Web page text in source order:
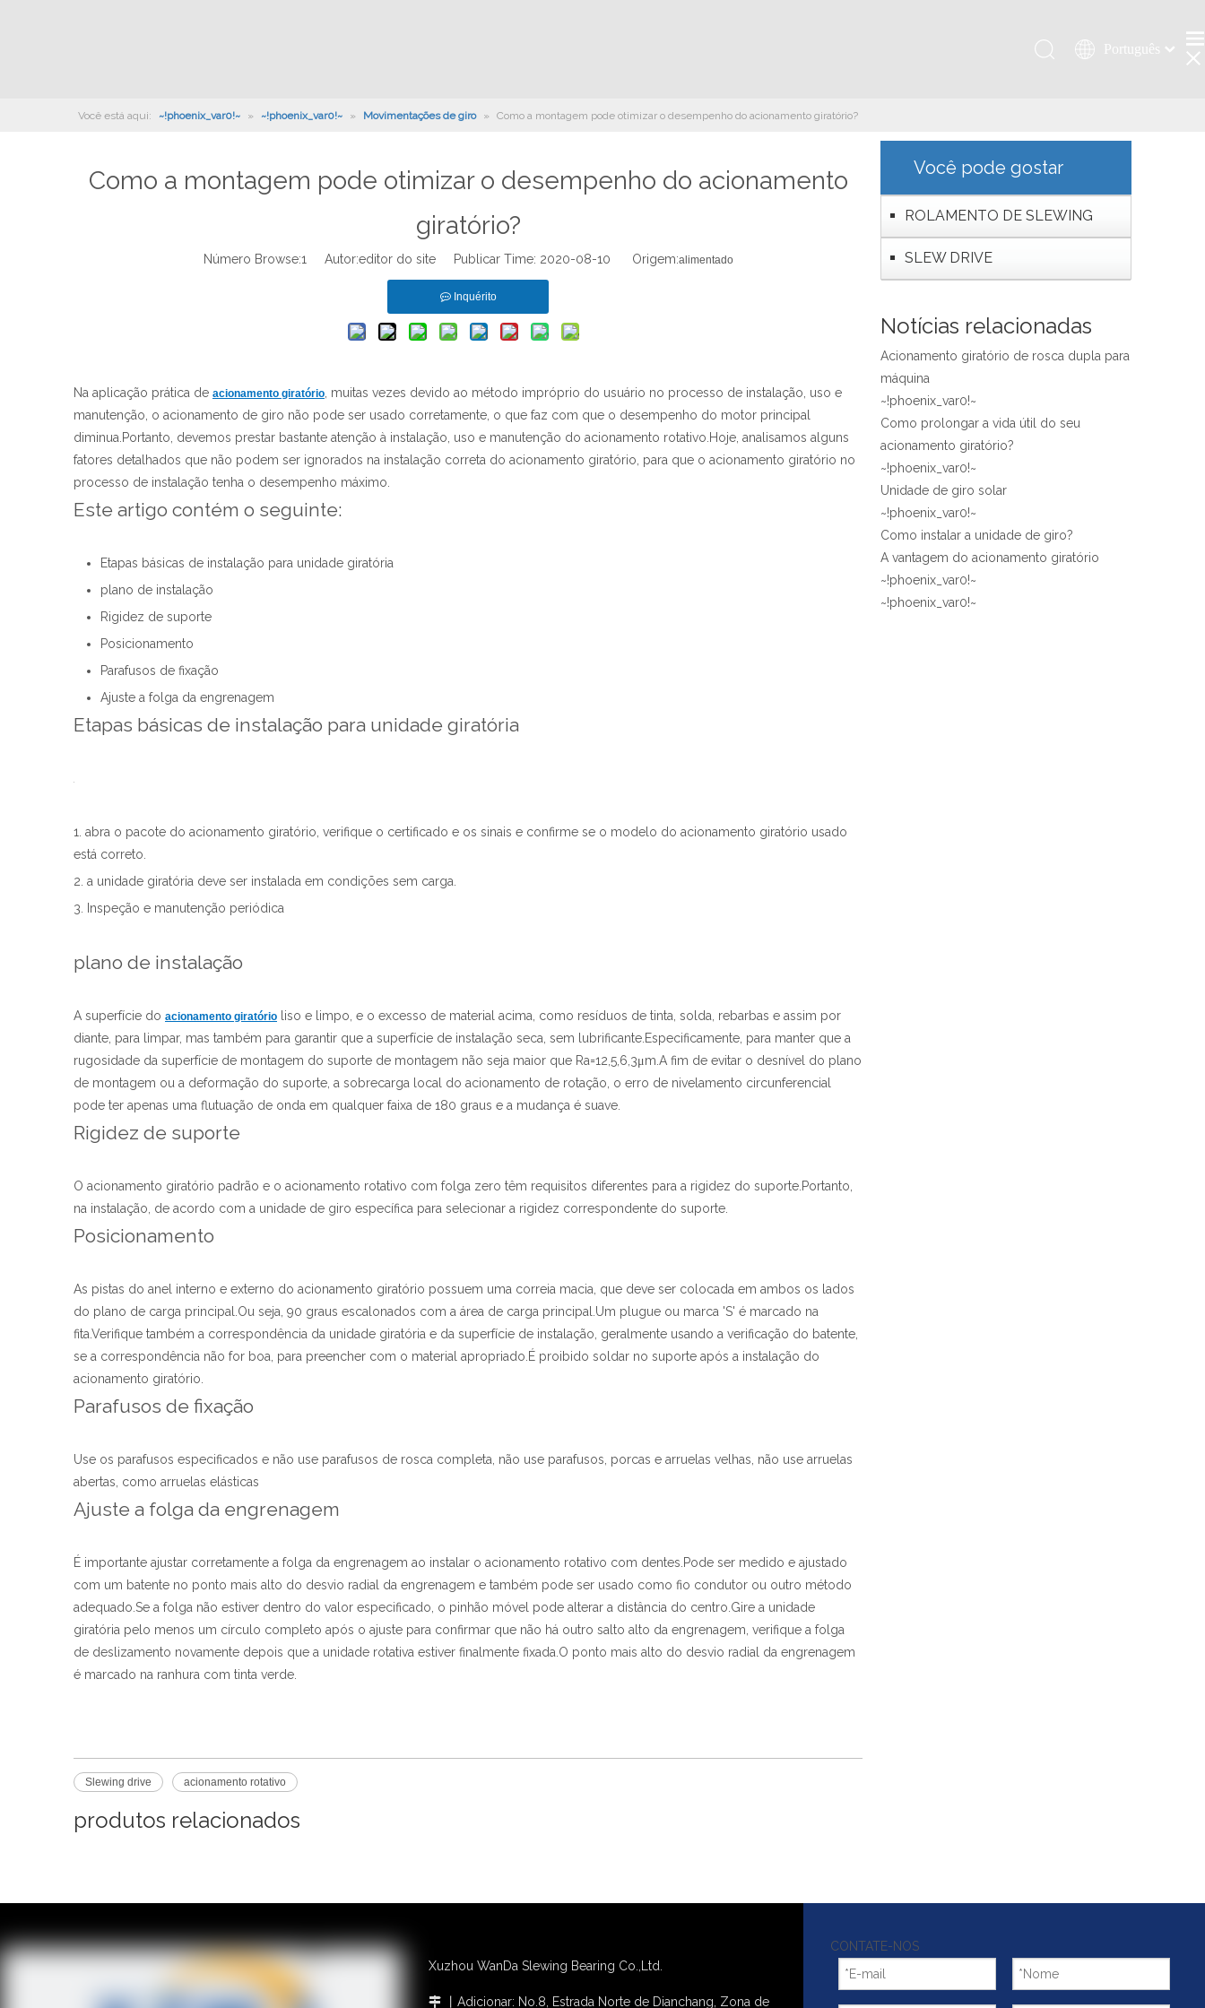
Português
Español
العربية
Você está aqui: ~!phoenix_var0!~ » ~!phoenix_var0!~ » Movimentações de giro » Como a montagem pode otimizar o desempenho do acionamento giratório?
Como a montagem pode otimizar o desempenho do acionamento
giratório?
Número Browse:1 Autor:editor do site Publicar Time: 2020-08-10 Origem:alimentado
Inquérito
Na aplicação prática de acionamento giratório , muitas vezes devido ao método impróprio do usuário no processo de instalação, uso e
manutenção, o acionamento de giro não pode ser usado corretamente, o que faz com que o desempenho do motor principal
diminua.Portanto, devemos prestar bastante atenção à instalação, uso e manutenção do acionamento rotativo.Hoje, analisamos alguns
fatores detalhados que não podem ser ignorados na instalação correta do acionamento giratório, para que o acionamento giratório no
processo de instalação tenha o desempenho máximo.
Este artigo contém o seguinte:
Etapas básicas de instalação para unidade giratória
plano de instalação
Rigidez de suporte
Posicionamento
Parafusos de fixação
Ajuste a folga da engrenagem
Etapas básicas de instalação para unidade giratória
1. abra o pacote do acionamento giratório, verifique o certificado e os sinais e confirme se o modelo do acionamento giratório usado
está correto.
2. a unidade giratória deve ser instalada em condições sem carga.
3. Inspeção e manutenção periódica
plano de instalação
A superfície do acionamento giratório liso e limpo, e o excesso de material acima, como resíduos de tinta, solda, rebarbas e assim por
diante, para limpar, mas também para garantir que a superfície de instalação seca, sem lubrificante.Especificamente, para manter que a
rugosidade da superfície de montagem do suporte de montagem não seja maior que Ra=12,5,6,3μm.A fim de evitar o desnível do plano
de montagem ou a deformação do suporte, a sobrecarga local do acionamento de rotação, o erro de nivelamento circunferencial
pode ter apenas uma flutuação de onda em qualquer faixa de 180 graus e a mudança é suave.
Rigidez de suporte
O acionamento giratório padrão e o acionamento rotativo com folga zero têm requisitos diferentes para a rigidez do suporte.Portanto,
na instalação, de acordo com a unidade de giro específica para selecionar a rigidez correspondente do suporte.
Posicionamento
As pistas do anel interno e externo do acionamento giratório possuem uma correia macia, que deve ser colocada em ambos os lados
do plano de carga principal.Ou seja, 90 graus escalonados com a área de carga principal.Um plugue ou marca 'S' é marcado na
fita.Verifique também a correspondência da unidade giratória e da superfície de instalação, geralmente usando a verificação do batente,
se a correspondência não for boa, para preencher com o material apropriado.É proibido soldar no suporte após a instalação do
acionamento giratório.
Parafusos de fixação
Use os parafusos especificados e não use parafusos de rosca completa, não use parafusos, porcas e arruelas velhas, não use arruelas
abertas, como arruelas elásticas
Ajuste a folga da engrenagem
É importante ajustar corretamente a folga da engrenagem ao instalar o acionamento rotativo com dentes.Pode ser medido e ajustado
com um batente no ponto mais alto do desvio radial da engrenagem e também pode ser usado como fio condutor ou outro método
adequado.Se a folga não estiver dentro do valor especificado, o pinhão móvel pode alterar a distância do centro.Gire a unidade
giratória pelo menos um círculo completo após o ajuste para confirmar que não há outro salto alto da engrenagem, verifique a folga
de deslizamento novamente depois que a unidade rotativa estiver finalmente fixada.O ponto mais alto do desvio radial da engrenagem
é marcado na ranhura com tinta verde.
Slewing drive acionamento rotativo
produtos relacionados
Você pode gostar
ROLAMENTO DE SLEWING
SLEW DRIVE
Notícias relacionadas
Acionamento giratório de rosca dupla para
máquina
~!phoenix_var0!~
Como prolongar a vida útil do seu
acionamento giratório?
~!phoenix_var0!~
Unidade de giro solar
~!phoenix_var0!~
Como instalar a unidade de giro?
A vantagem do acionamento giratório
~!phoenix_var0!~
~!phoenix_var0!~
Xuzhou WanDa Slewing Bearing Co.,Ltd.
 丨Adicionar: No.8, Estrada Norte de Dianchang, Zona de
CONTATE-NOS